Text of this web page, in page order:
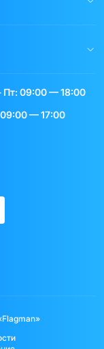
Пт: 09:00 — 18:00
— 17:00